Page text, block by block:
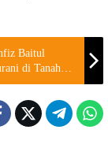
Baitul
di Tanah